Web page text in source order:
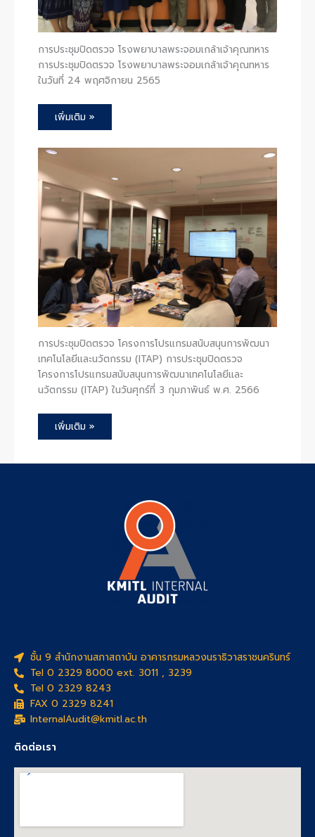
การประชุมปิดตรวจ โรงพยาบาลพระจอมเกล้าเจ้าคุณทหาร
การประชุมปิดตรวจ โรงพยาบาลพระจอมเกล้าเจ้าคุณทหาร
ในวันที่ 24 พฤศจิกายน 2565
เพิ่มเติม »
การประชุมปิดตรวจ โครงการโปรแกรมสนับสนุนการพัฒนา
เทคโนโลยีและนวัตกรรม (ITAP) การประชุมปิดตรวจ
โครงการโปรแกรมสนับสนุนการพัฒนาเทคโนโลยีและ
นวัตกรรม (ITAP) ในวันศุกร์ที่ 3 กุมภาพันธ์ พ.ศ. 2566
เพิ่มเติม »
ชั้น 9 สำนักงานสภาสถาบัน อาคารกรมหลวงนราธิวาสราชนครินทร์
Tel 0 2329 8000 ext. 3011 , 3239
Tel 0 2329 8243
FAX 0 2329 8241
InternalAudit@kmitl.ac.th
ติดต่อเรา